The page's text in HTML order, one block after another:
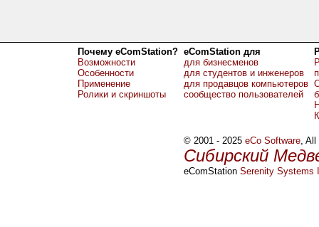
Почему eComStation?
Возможности
Особенности
Применение
Ролики и скриншоты
eComStation для
для бизнесменов
для студентов и инженеров
для продавцов компьютеров
сообщество пользователей
© 2001 - 2025eCo Software, All
Сибирский
eComStationSerenity Systems